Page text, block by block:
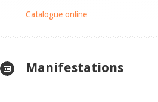
Catalogue online
Manifestations